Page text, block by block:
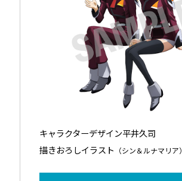
キャラクターデザイン平井久司
描きおろしイラスト （シン＆ルナマリア）